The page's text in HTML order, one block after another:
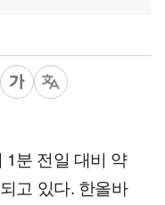
분 전일 대비 약
고 있다. 한올바